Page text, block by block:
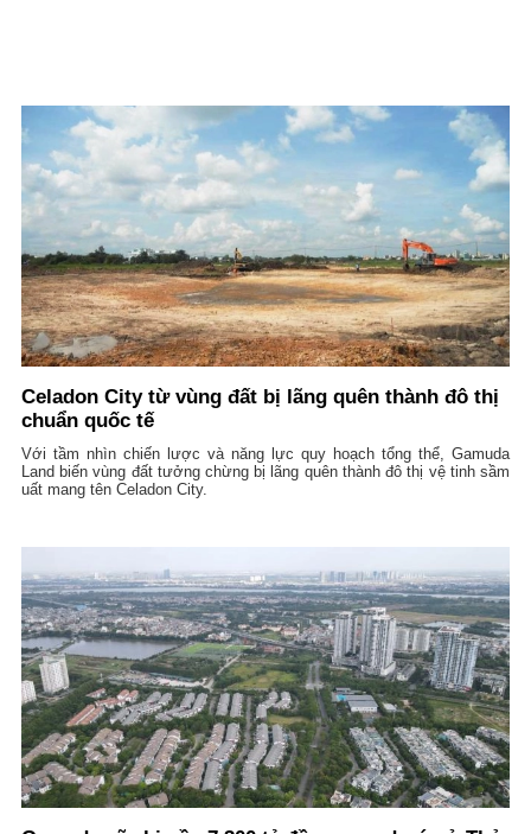
Celadon City từ vùng đất bị lãng quên thành đô thị
chuẩn quốc tế
Với tầm nhìn chiến lược và năng lực quy hoạch tổng thể, Gamuda
Land biến vùng đất tưởng chừng bị lãng quên thành đô thị vệ tinh sầm
uất mang tên Celadon City.